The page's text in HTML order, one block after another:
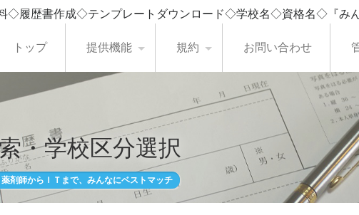
◇履歴書作成◇テンプレートダウンロード◇学校名◇資格名◇『み
トップ 提供機能 規約 お問い合わせ
・学校区分選択
剤師からＩＴまで、みんなにベストマッチ